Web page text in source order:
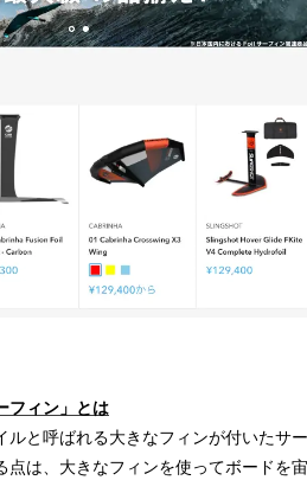
ィン」 とは
ルと呼ばれる大きなフィンが付いたサ
は、大きなフィンを使ってボードを